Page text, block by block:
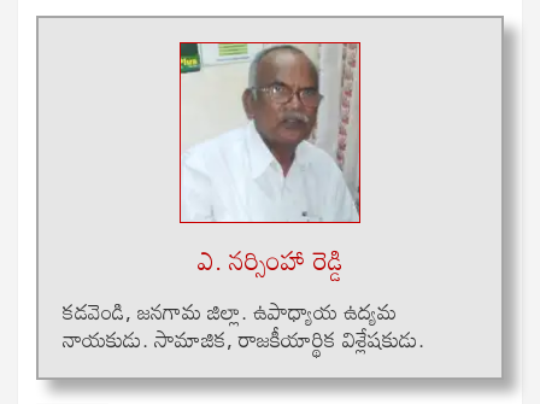
ఎ. నర్సింహా రెడ్డి
క‌డ‌వెండి, జ‌న‌గామ జిల్లా. ఉపాధ్యాయ ఉద్య‌మ
నాయ‌కుడు. సామాజిక‌, రాజ‌కీయార్థిక విశ్లేష‌కుడు.